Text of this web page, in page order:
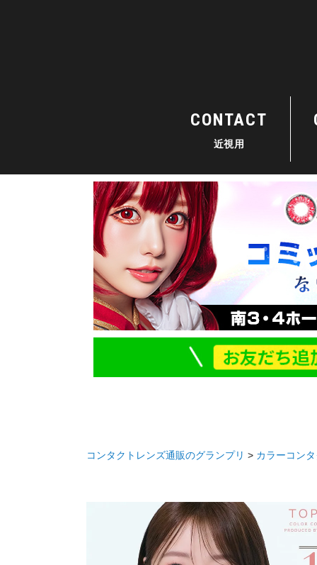
CONTACT
近視用
コンタクトレンズ通販のグランプリ カラーコンタ